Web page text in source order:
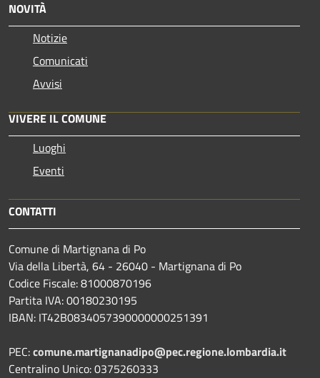
NOVITÀ
Notizie
Comunicati
Avvisi
VIVERE IL COMUNE
Luoghi
Eventi
CONTATTI
Comune di Martignana di Po
Via della Libertà, 64 - 26040 - Martignana di Po
Codice Fiscale: 81000870196
Partita IVA: 00180230195
IBAN: IT42B0834057390000000251391
PEC:comune.martignanadipo@pec.regione.lombardia.it
Centralino Unico: 0375260333